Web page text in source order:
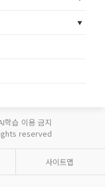
학습 이용 금지
reserved
사이트맵